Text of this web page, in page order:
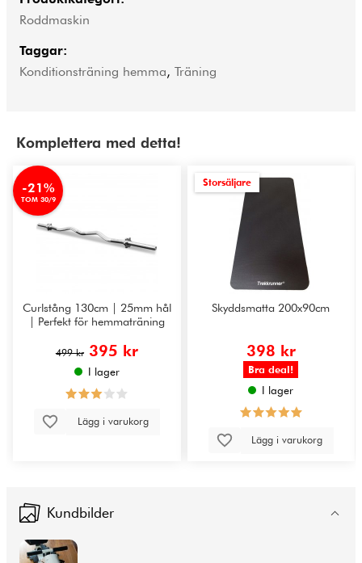
Roddmaskin
Taggar:
Konditionsträning hemma, Träning
Komplettera med detta!
-21%
TOM 30/9
Curlstång 130cm | 25mm hål
| Perfekt för hemmaträning
499 kr 395 kr
I lager
Lägg i varukorg
Storsäljare
Skyddsmatta 200x90cm
398 kr
Bra deal!
I lager
Lägg i varukorg
Kundbilder